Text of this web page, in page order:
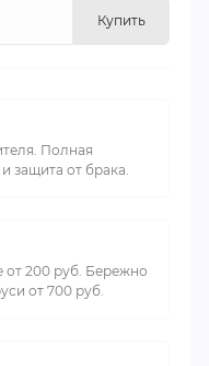
Купить
Полная
защита от брака.
200 руб. Бережно
от 700 руб.